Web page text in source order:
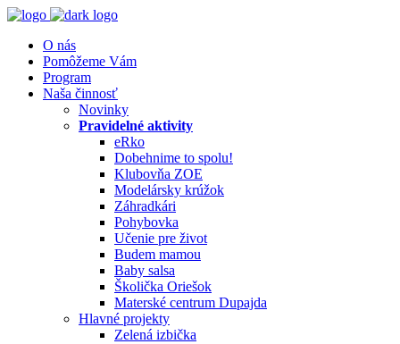
O nás
Pomôžeme Vám
Program
Naša činnosť
Novinky
Pravidelné aktivity
eRko
Dobehnime to spolu!
Klubovňa ZOE
Modelársky krúžok
Záhradkári
Pohybovka
Učenie pre život
Budem mamou
Baby salsa
Školička Oriešok
Materské centrum Dupajda
Hlavné projekty
Zelená izbička